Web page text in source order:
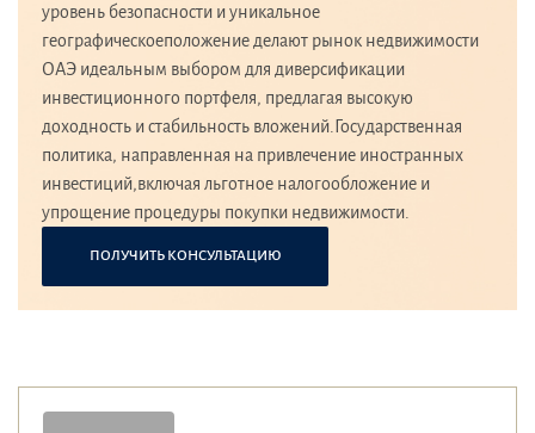
уровень безопасности и уникальное
географическоеположение делают рынок недвижимости
ОАЭ идеальным выбором для диверсификации
инвестиционного портфеля, предлагая высокую
доходность и стабильность вложений.Государственная
политика, направленная на привлечение иностранных
инвестиций,включая льготное налогообложение и
упрощение процедуры покупки недвижимости.
ПОЛУЧИТЬ КОНСУЛЬТАЦИЮ